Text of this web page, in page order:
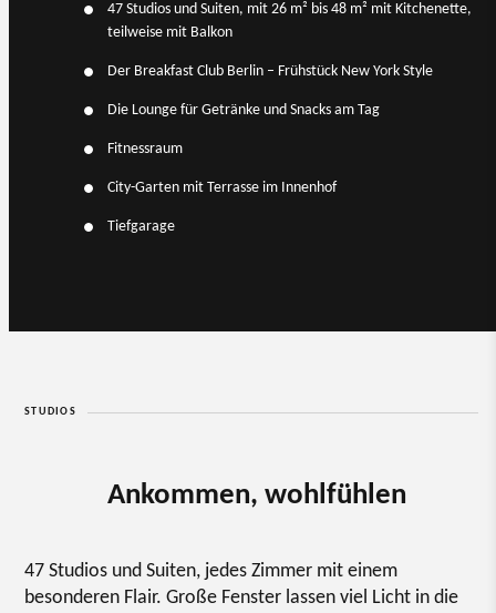
47 Studios und Suiten, mit 26 m² bis 48 m² mit Kitchenette,
teilweise mit Balkon
Der Breakfast Club Berlin – Frühstück New York Style
Die Lounge für Getränke und Snacks am Tag
Fitnessraum
City-Garten mit Terrasse im Innenhof
Tiefgarage
STUDIOS
Ankommen, wohlfühlen
47 Studios und Suiten, jedes Zimmer mit einem
besonderen Flair. Große Fenster lassen viel Licht in die